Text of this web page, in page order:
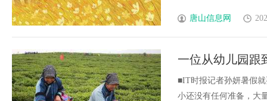
唐山信息网
一位从幼儿园跟
■IT时报记者孙妍暑假
小还没有任何准备，大